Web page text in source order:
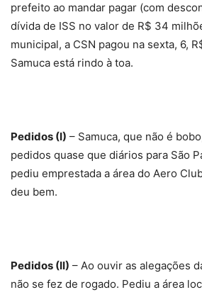
prefeito ao mandar pagar (com
dívida de ISS no valor de R$ 34
municipal, a CSN pagou na sexta, 6,
Samuca está rindo à toa.
Pedidos (I) – Samuca, que não é
pedidos quase que diários para São
pediu emprestada a área do Aero
deu bem.
Pedidos (II) – Ao ouvir as alegações
não se fez de rogado. Pediu a área